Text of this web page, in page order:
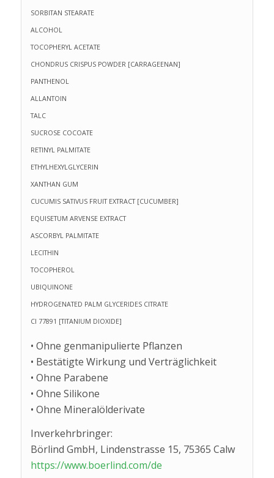
SORBITAN STEARATE
ALCOHOL
TOCOPHERYL ACETATE
CHONDRUS CRISPUS POWDER [CARRAGEENAN]
PANTHENOL
ALLANTOIN
TALC
SUCROSE COCOATE
RETINYL PALMITATE
ETHYLHEXYLGLYCERIN
XANTHAN GUM
CUCUMIS SATIVUS FRUIT EXTRACT [CUCUMBER]
EQUISETUM ARVENSE EXTRACT
ASCORBYL PALMITATE
LECITHIN
TOCOPHEROL
UBIQUINONE
HYDROGENATED PALM GLYCERIDES CITRATE
CI 77891 [TITANIUM DIOXIDE]
• Ohne genmanipulierte Pflanzen
• Bestätigte Wirkung und Verträglichkeit
• Ohne Parabene
• Ohne Silikone
• Ohne Mineralölderivate
Inverkehrbringer:
Börlind GmbH, Lindenstrasse 15, 75365 Calw
https://www.boerlind.com/de